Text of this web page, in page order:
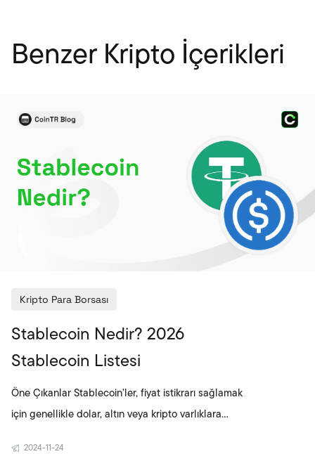
Benzer Kripto İçerikleri
Kripto Para Borsası
Stablecoin Nedir? 2026
Stablecoin Listesi
Öne Çıkanlar Stablecoin’ler, fiyat istikrarı sağlamak
için genellikle dolar, altın veya kripto varlıklara
2024-11-24